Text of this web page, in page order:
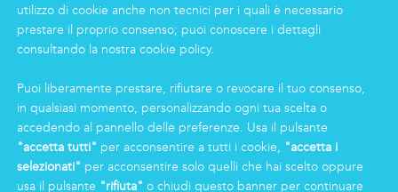
Gruppo
Certificazioni
News
Markas Family
Press
AREA RISERVATA
utilizzo di cookie anche non tecnici per i quali è necessario
prestare il proprio consenso; puoi conoscere i dettagli
consultando la nostra cookie policy.
Puoi liberamente prestare, rifiutare o revocare il tuo consenso,
in qualsiasi momento, personalizzando ogni tua scelta o
accedendo al pannello delle preferenze. Usa il pulsante
"accetta tutti" per acconsentire a tutti i cookie, "accetta i
selezionati" per acconsentire solo quelli che hai scelto oppure
usa il pulsante "rifiuta" o chiudi questo banner per continuare